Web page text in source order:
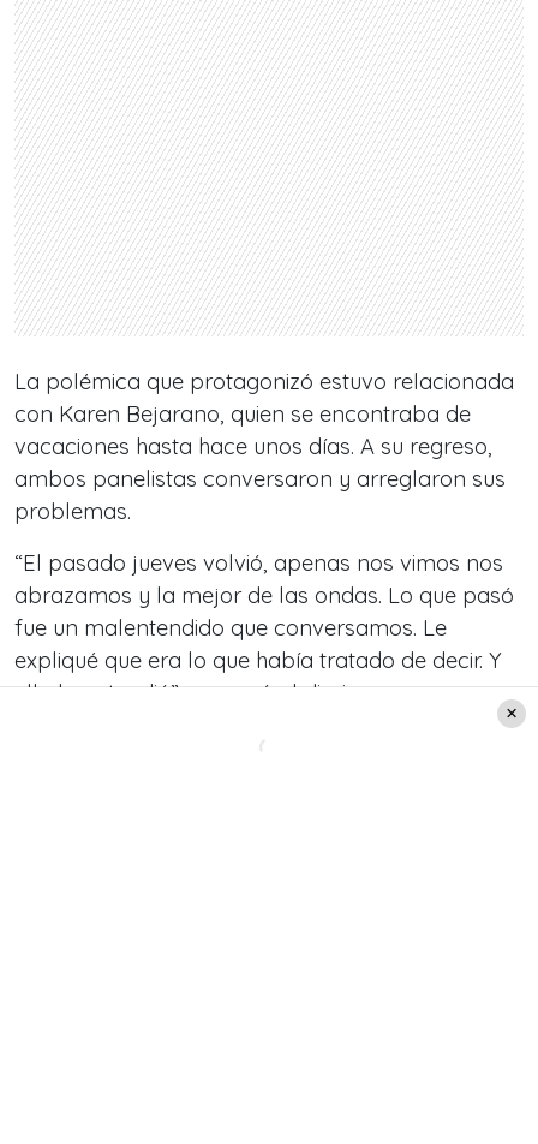
La polémica que protagonizó estuvo relacionada
con Karen Bejarano, quien se encontraba de
vacaciones hasta hace unos días. A su regreso,
ambos panelistas conversaron y arreglaron sus
problemas.
“El pasado jueves volvió, apenas nos vimos nos
abrazamos y la mejor de las ondas. Lo que pasó
fue un malentendido que conversamos. Le
expliqué que era lo que había tratado de decir. Y
ella lo entendió”, aseguró al diario.